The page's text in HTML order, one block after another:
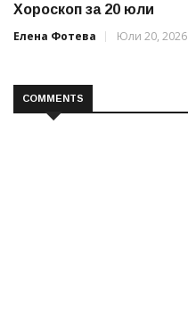
Хороскоп за 20 юли
Елена Фотева
Юли 20, 2026
COMMENTS